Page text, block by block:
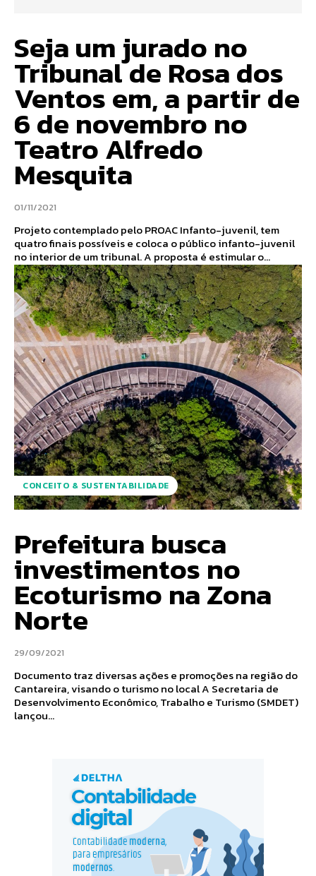
Seja um jurado no
Tribunal de Rosa dos
Ventos em, a partir de
6 de novembro no
Teatro Alfredo
Mesquita
01/11/2021
Projeto contemplado pelo PROAC Infanto-juvenil, tem
quatro finais possíveis e coloca o público infanto-juvenil
no interior de um tribunal. A proposta é estimular o...
CONCEITO & SUSTENTABILIDADE
Prefeitura busca
investimentos no
Ecoturismo na Zona
Norte
29/09/2021
Documento traz diversas ações e promoções na região do
Cantareira, visando o turismo no local A Secretaria de
Desenvolvimento Econômico, Trabalho e Turismo (SMDET)
lançou...